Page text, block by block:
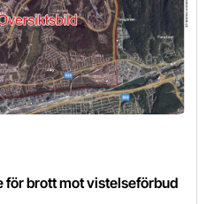
för brott mot vistelseförbud